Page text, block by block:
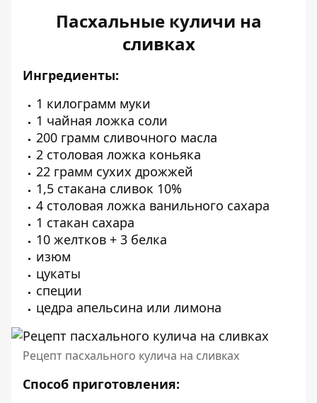
Пасхальные куличи на
сливках
Ингредиенты:
1 килограмм муки
1 чайная ложка соли
200 грамм сливочного масла
2 столовая ложка коньяка
22 грамм сухих дрожжей
1,5 стакана сливок 10%
4 столовая ложка ванильного сахара
1 стакан сахара
10 желтков + 3 белка
изюм
цукаты
специи
цедра апельсина или лимона
Рецепт пасхального кулича на сливках
Способ приготовления: